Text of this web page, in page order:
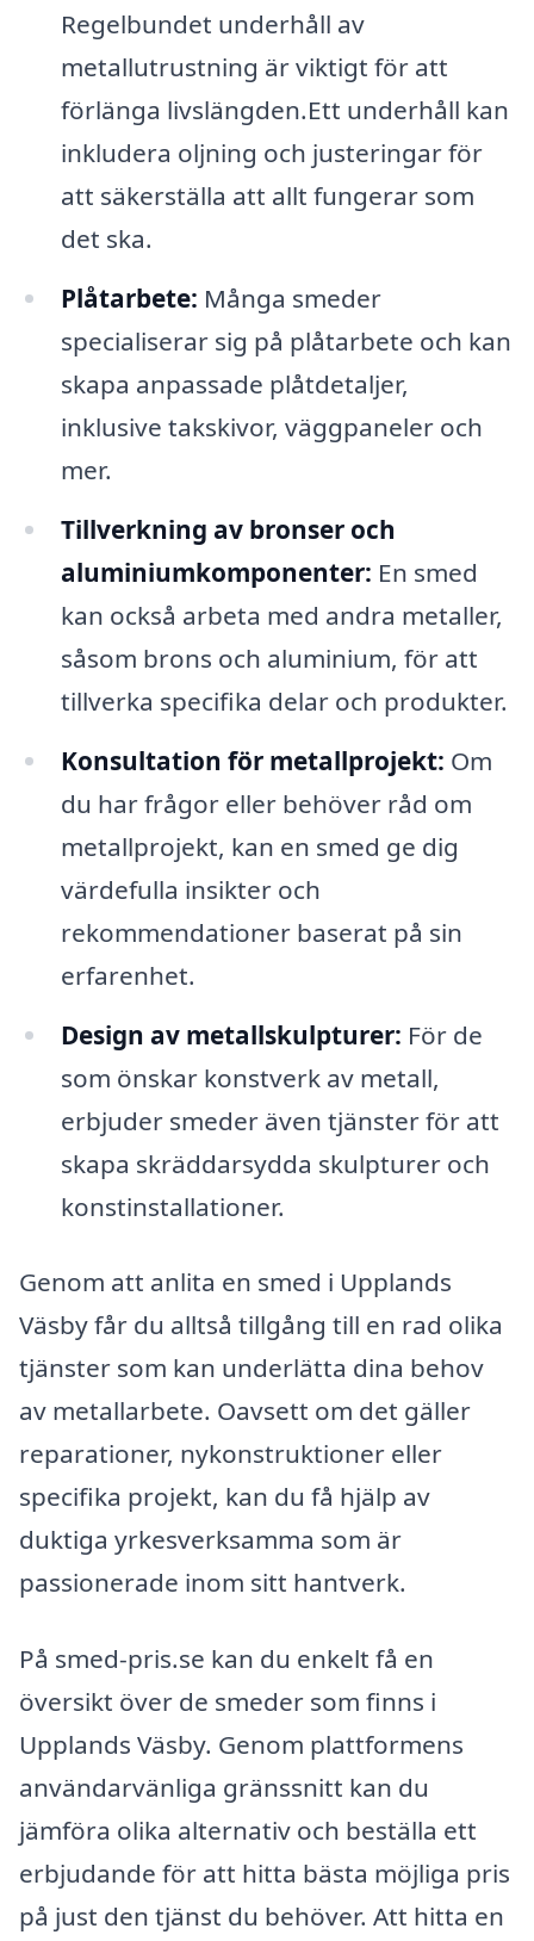
Regelbundet underhåll av
metallutrustning är viktigt för att
förlänga livslängden.Ett underhåll kan
inkludera oljning och justeringar för
att säkerställa att allt fungerar som
det ska.
Plåtarbete: Många smeder
specialiserar sig på plåtarbete och kan
skapa anpassade plåtdetaljer,
inklusive takskivor, väggpaneler och
mer.
Tillverkning av bronser och
aluminiumkomponenter: En smed
kan också arbeta med andra metaller,
såsom brons och aluminium, för att
tillverka specifika delar och produkter.
Konsultation för metallprojekt: Om
du har frågor eller behöver råd om
metallprojekt, kan en smed ge dig
värdefulla insikter och
rekommendationer baserat på sin
erfarenhet.
Design av metallskulpturer: För de
som önskar konstverk av metall,
erbjuder smeder även tjänster för att
skapa skräddarsydda skulpturer och
konstinstallationer.
Genom att anlita en smed i Upplands
Väsby får du alltså tillgång till en rad olika
tjänster som kan underlätta dina behov
av metallarbete. Oavsett om det gäller
reparationer, nykonstruktioner eller
specifika projekt, kan du få hjälp av
duktiga yrkesverksamma som är
passionerade inom sitt hantverk.
På smed-pris.se kan du enkelt få en
översikt över de smeder som finns i
Upplands Väsby. Genom plattformens
användarvänliga gränssnitt kan du
jämföra olika alternativ och beställa ett
erbjudande för att hitta bästa möjliga pris
på just den tjänst du behöver. Att hitta en